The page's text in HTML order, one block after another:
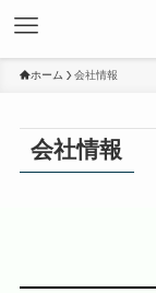
ホーム 会社情報
会社情報